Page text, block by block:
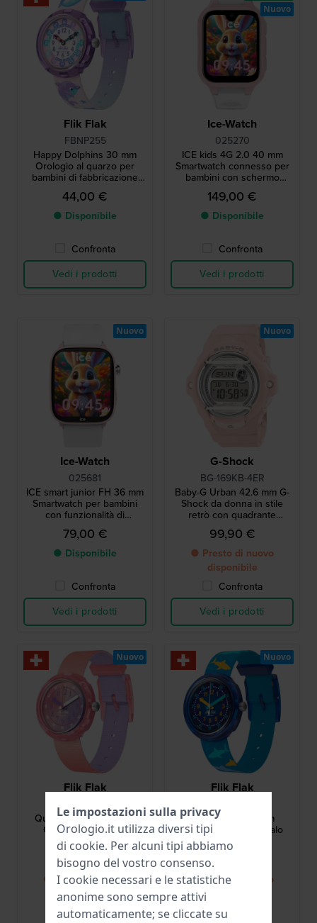
Flik Flak
FBNP255
Happy Dolphins 30 mm
Orologio al quarzo per
bambini di fabbricazione
svizzera con tema del
delfino
44,00 €
● Disponibile
Confronta
Vedi i prodotti
Ice-Watch
025270
ICE kids 4G 2.0 40 mm
Smartwatch connesso per
bambini con schermo
Amoled
149,00 €
● Disponibile
Confronta
Vedi i prodotti
Nuovo
Ice-Watch
025681
ICE smart junior FH 36 mm
Smartwatch per bambini
con funzionalità di
geolocalizzazione Android
Find Hub
79,00 €
● Disponibile
Confronta
Vedi i prodotti
Nuovo
G-Shock
BG-169KB-4ER
Baby-G Urban 42.6 mm G-
Shock da donna in stile
retrò con quadrante
glitterato
99,90 €
● Presto di nuovo
disponibile
Confronta
Vedi i prodotti
Nuovo
Flik Flak
FPNP188
Quench In Pink 30 mm
Orologio in set con
borraccia SIGG
60,00 €
● Presto di nuovo
disponibile
Confronta
Nuovo
Flik Flak
Shark Gang 30 mm
Orologio a tema squalo
44,00 €
● Presto di nuovo
Confronta
Nuovo
Le impostazioni sulla privacy
Orologio.it utilizza diversi tipi
di cookie. Per alcuni tipi abbiamo
bisogno del vostro consenso.
I cookie necessari e le statistiche
anonime sono sempre attivi
automaticamente; se cliccate su